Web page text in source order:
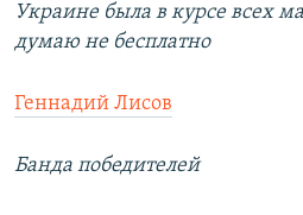
Украине была в курсе всех
думаю не бесплатно
Геннадий Лисов
Банда победителей